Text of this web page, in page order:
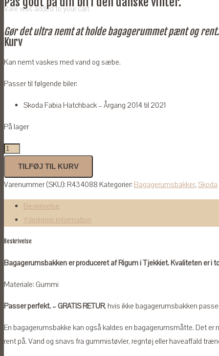
Varewas added to your cart
Kurv
Gør det ultra nemt at holde bagagerummet pænt og
Kan nemt vaskes med vand og sæbe.
Passer til følgende biler:
Skoda Fabia Hatchback – Årgang 2014 til 2021
På lager
Bagagerumsbakke
Skoda
Fabia
III
2014-
2021
antal
TILFØJ TIL KURV
Varenummer (SKU): R434088 Kategorier: Bagagerumsbakker, Skoda
Beskrivelse
Yderligere information
Beskrivelse
Bagagerumsbakken er produceret af Rigum i Tjekkiet. Kvaliteten er i
Materiale: Gummi
Passer perfekt. – GRATIS RETUR, hvis ikke bagagerumsbakken
En bagagerumsbakke kan også kaldes en bagagerumsmåtte. Det
rent på. Vand og snavs fra gummistøvler, regntøj eller haveaffald